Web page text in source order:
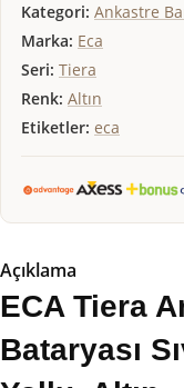
Kategori: Ankastre
Marka: Eca
Seri: Tiera
Renk: Altın
Etiketler: eca
Açıklama
ECA Tiera
Bataryası